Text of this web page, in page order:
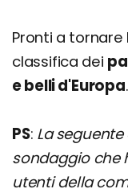
Pronti a tornare
classifica dei
e belli d'Europa.
PS: La
sondaggio che
utenti della